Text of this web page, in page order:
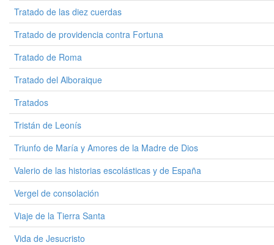
Tratado de las diez cuerdas
Tratado de providencia contra Fortuna
Tratado de Roma
Tratado del Alboraique
Tratados
Tristán de Leonís
Triunfo de María y Amores de la Madre de Dios
Valerio de las historias escolásticas y de España
Vergel de consolación
Viaje de la Tierra Santa
Vida de Jesucristo